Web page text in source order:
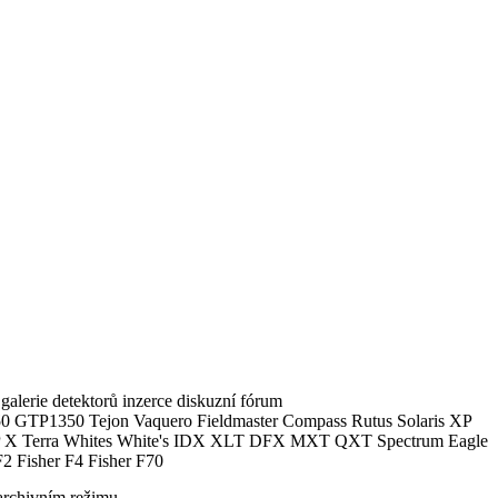
detektorů inzerce diskuzní fórum
Tejon Vaquero Fieldmaster Compass Rutus Solaris XP
Terra Whites White's IDX XLT DFX MXT QXT Spectrum Eagle
Fisher F4 Fisher F70